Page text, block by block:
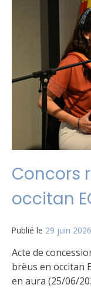
Concors
occitan
Publié le 29 juin 2026
Acte de
brèus en occitan
en aura (25/06/